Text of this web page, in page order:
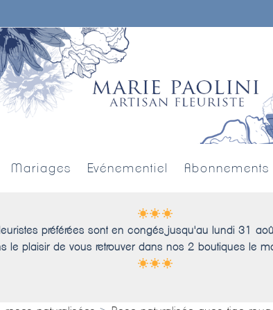
Mariages Evénementiel Abonnements
préférées sont en congés jusqu'au lundi 31
le plaisir de vous retrouver dans nos 2 boutiques le